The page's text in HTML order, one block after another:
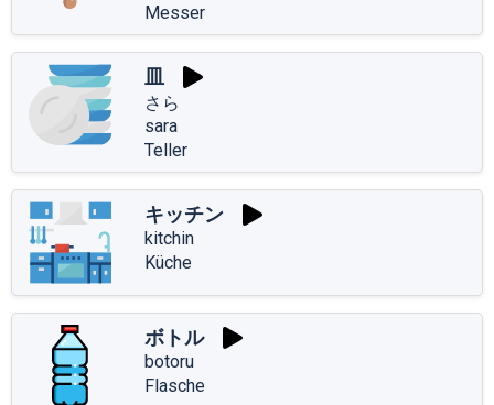
Messer
皿
さら
sara
Teller
キッチン
kitchin
Küche
ボトル
botoru
Flasche